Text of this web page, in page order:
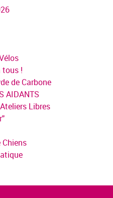
tous !
de Carbone
AIDANTS
Libres